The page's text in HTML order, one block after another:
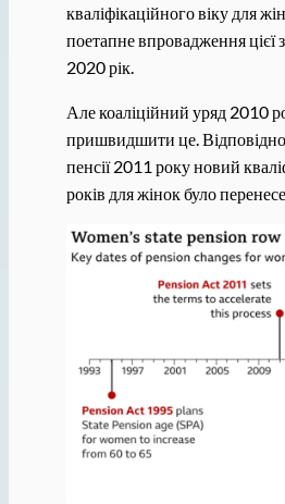
кваліфікаційного віку для
поетапне впровадження цієї
2020 рік.
Але коаліційний уряд 2010
пришвидшити це.
пенсії 2011 року новий
років для жінок було